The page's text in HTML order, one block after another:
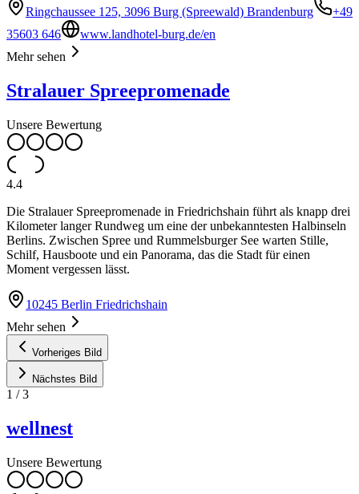
Ringchaussee 125, 3096 Burg (Spreewald) Brandenburg
+49
35603 646
www.landhotel-burg.de/en
Mehr sehen
Stralauer Spreepromenade
Unsere Bewertung
4.4
Die Stralauer Spreepromenade in Friedrichshain führt als knapp drei
Kilometer langer Rundweg um eine der unbekanntesten Halbinseln
Berlins. Zwischen Spree und Rummelsburger See warten Stille,
Schilf, Hausboote und ein Panorama, das die Stadt für einen
Moment vergessen lässt.
10245 Berlin Friedrichshain
Mehr sehen
Vorheriges Bild
Nächstes Bild
1 /3
wellnest
Unsere Bewertung